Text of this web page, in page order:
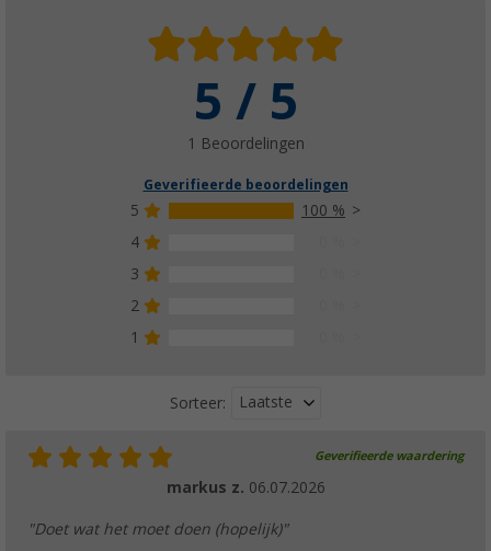
5 / 5
1 Beoordelingen
Geverifieerde beoordelingen
5
100 %
4
3
2
1
Sorteer: Laatste
Geverifieerde waardering
markus z. 06.07.2026
"Doet wat het moet doen (hopelijk)"